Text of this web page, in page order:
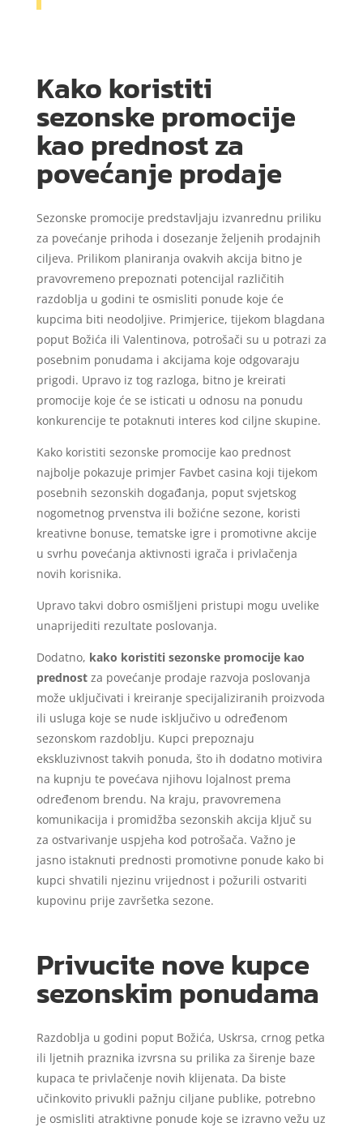
Kako koristiti
sezonske promocije
kao prednost za
povećanje prodaje
Sezonske promocije predstavljaju izvanrednu priliku
za povećanje prihoda i dosezanje željenih prodajnih
ciljeva. Prilikom planiranja ovakvih akcija bitno je
pravovremeno prepoznati potencijal različitih
razdoblja u godini te osmisliti ponude koje će
kupcima biti neodoljive. Primjerice, tijekom blagdana
poput Božića ili Valentinova, potrošači su u potrazi za
posebnim ponudama i akcijama koje odgovaraju
prigodi. Upravo iz tog razloga, bitno je kreirati
promocije koje će se isticati u odnosu na ponudu
konkurencije te potaknuti interes kod ciljne skupine.
Kako koristiti sezonske promocije kao prednost
najbolje pokazuje primjer Favbet casina koji tijekom
posebnih sezonskih događanja, poput svjetskog
nogometnog prvenstva ili božićne sezone, koristi
kreativne bonuse, tematske igre i promotivne akcije
u svrhu povećanja aktivnosti igrača i privlačenja
novih korisnika.
Upravo takvi dobro osmišljeni pristupi mogu uvelike
unaprijediti rezultate poslovanja.
Dodatno, kako koristiti sezonske promocije kao
prednostza povećanje prodaje razvoja poslovanja
može uključivati i kreiranje specijaliziranih proizvoda
ili usluga koje se nude isključivo u određenom
sezonskom razdoblju. Kupci prepoznaju
ekskluzivnost takvih ponuda, što ih dodatno motivira
na kupnju te povećava njihovu lojalnost prema
određenom brendu. Na kraju, pravovremena
komunikacija i promidžba sezonskih akcija ključ su
za ostvarivanje uspjeha kod potrošača. Važno je
jasno istaknuti prednosti promotivne ponude kako bi
kupci shvatili njezinu vrijednost i požurili ostvariti
kupovinu prije završetka sezone.
Privucite nove kupce
sezonskim ponudama
Razdoblja u godini poput Božića, Uskrsa, crnog petka
ili ljetnih praznika izvrsna su prilika za širenje baze
kupaca te privlačenje novih klijenata. Da biste
učinkovito privukli pažnju ciljane publike, potrebno
je osmisliti atraktivne ponude koje se izravno vežu uz